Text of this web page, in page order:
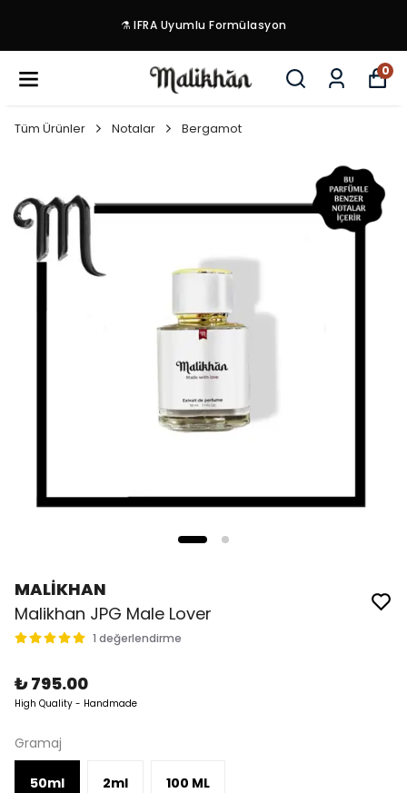
⚗️ IFRA Uyumlu Formülasyon
0
Tüm Ürünler Notalar Bergamot
MALİKHAN
Malikhan JPG Male Lover
1 değerlendirme
₺ 795.00
High Quality - Handmade
Gramaj
50ml 2ml 100 ML